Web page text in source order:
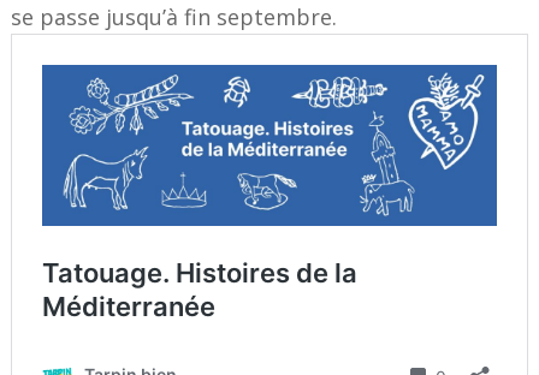
se passe jusqu’à fin septembre.